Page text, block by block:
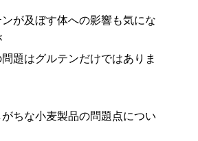
が及ぼす体への影響も気にな
題はグルテンだけではありま
ちな小麦製品の問題点につい